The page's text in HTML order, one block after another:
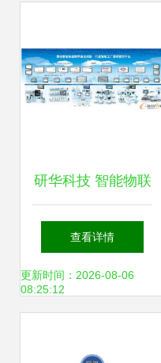
研华科技 智能物联
促进中国制造业产
业升级
查看详情
更新时间：2026-08-06
08:25:12